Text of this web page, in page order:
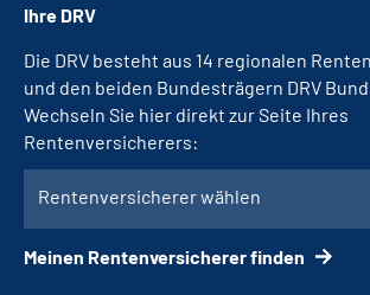
Ihre DRV
Die DRV besteht aus 14 regionalen
und den beiden Bundesträgern DRV Bund
Wechseln Sie hier direkt zur Seite Ihres
Rentenversicherers:
Rentenversicherer wählen
Meinen Rentenversicherer finden